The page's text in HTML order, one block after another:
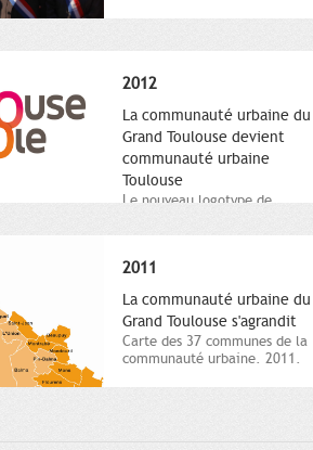
2012
La communauté urbaine du
Grand Toulouse devient
communauté urbaine
Toulouse
Le nouveau logotype de
représentant l'anneau de
2011
La communauté urbaine du
Grand Toulouse s'agrandit
Carte des 37 communes de la
communauté urbaine. 2011.